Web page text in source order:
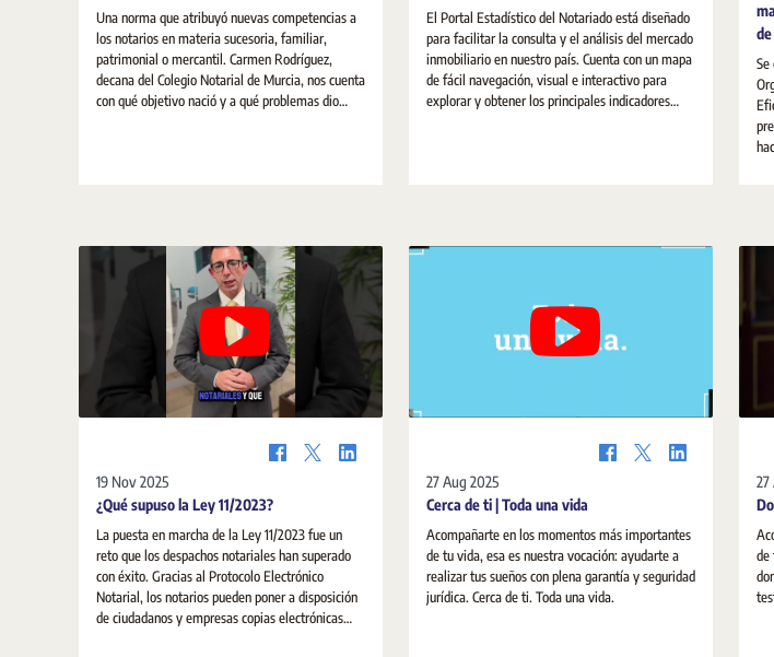
Una norma que atribuyó nuevas competencias a
los notarios en materia sucesoria, familiar,
patrimonial o mercantil. Carmen Rodríguez,
decana del Colegio Notarial de Murcia, nos cuenta
con qué objetivo nació y a qué problemas dio
El Portal Estadístico del Notariado está diseñado
para facilitar la consulta y el análisis del mercado
inmobiliario en nuestro país. Cuenta con un mapa
de fácil navegación, visual e interactivo para
explorar y obtener los principales indicadores
Se
19 Nov 2025
¿Qué supuso la Ley 11/2023?
La puesta en marcha de la Ley 11/2023 fue un
reto que los despachos notariales han superado
con éxito. Gracias al Protocolo Electrónico
Notarial, los notarios pueden poner a disposición
de ciudadanos y empresas copias electrónicas
27 Aug 2025
Cerca de ti | Toda una vida
Acompañarte en los momentos más importantes
de tu vida, esa es nuestra vocación: ayudarte a
realizar tus sueños con plena garantía y seguridad
jurídica. Cerca de ti. Toda una vida.
27
de